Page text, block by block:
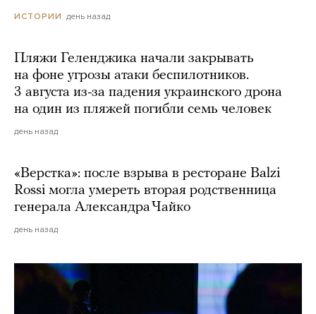
ИСТОРИИ день назад
Пляжи Геленджика начали закрывать
на фоне угрозы атаки беспилотников.
3 августа из-за падения украинского дрона
на один из пляжей погибли семь человек
день назад
«Верстка»: после взрыва в ресторане Balzi
Rossi могла умереть вторая родственница
генерала Александра Чайко
день назад